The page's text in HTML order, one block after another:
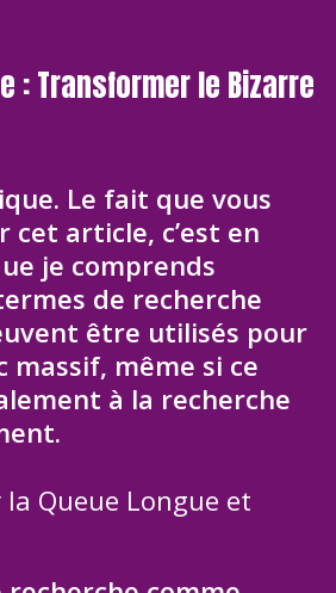
: Transformer le Bizarre
Le fait que vous
cet article, c’est en
je comprends
de recherche
être utilisés pour
même si ce
à la recherche
Queue Longue et